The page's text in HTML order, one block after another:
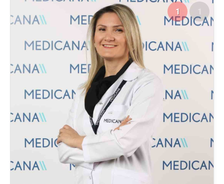
1